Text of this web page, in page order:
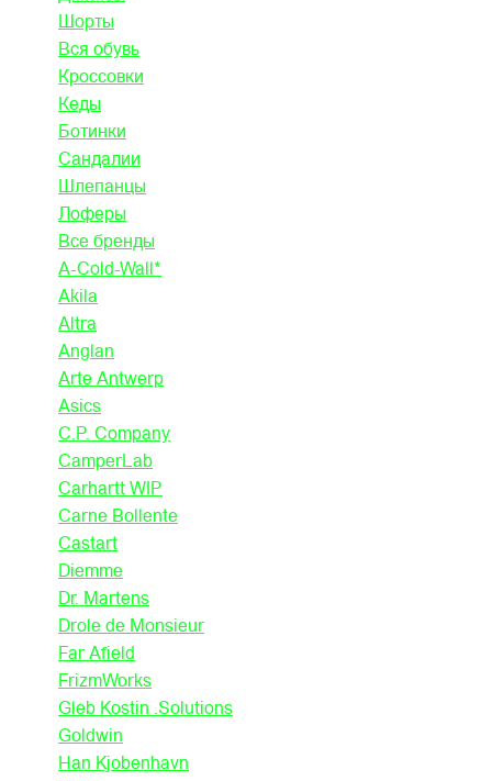
Шорты
Вся обувь
Кроссовки
Кеды
Ботинки
Сандалии
Шлепанцы
Лоферы
Все бренды
A-Cold-Wall*
Akila
Altra
Anglan
Arte Antwerp
Asics
C.P. Company
CamperLab
Carhartt WIP
Carne Bollente
Castart
Diemme
Dr. Martens
Drole de Monsieur
Far Afield
FrizmWorks
Gleb Kostin .Solutions
Goldwin
Han Kjobenhavn